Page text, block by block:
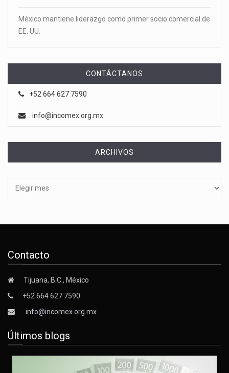
México mantiene liderazgo como primer socio comercial de
EE. UU.
CONTÁCTANOS
+52 664 627 7590
info@incomex.org.mx
ARCHIVOS
Contacto
Tijuana, B.C., México
+52 664 627 7590
info@incomex.org.mx
Últimos blogs